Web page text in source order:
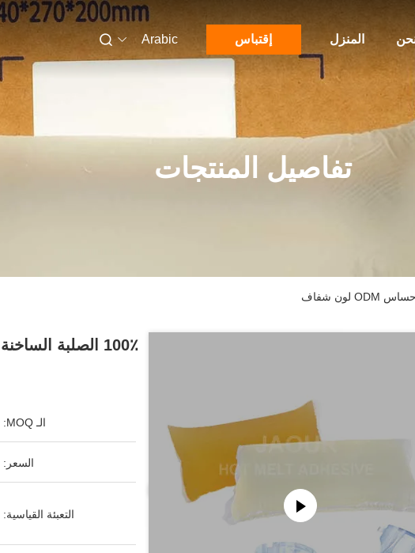
المنزل إقتباس Arabic
تفاصيل المنتجات
100٪ الصلبة
الـ MOQ:
السعر:
التعبئة القياسية: